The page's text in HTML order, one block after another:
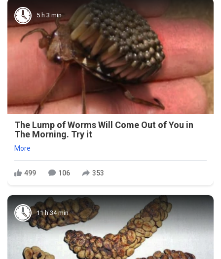
5 h 3 min
The Lump of Worms Will Come Out of You in
The Morning. Try it
More
499 106 353
11 h 34 min